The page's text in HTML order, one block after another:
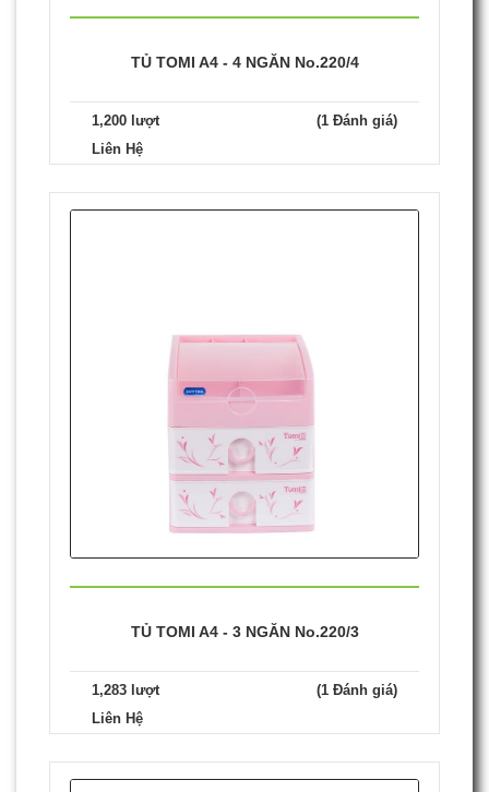
TỦ TOMI A4 - 4 NGĂN No.220/4
1,200 lượt
(1 Đánh giá)
Liên Hệ
TỦ TOMI A4 - 3 NGĂN No.220/3
1,283 lượt
(1 Đánh giá)
Liên Hệ